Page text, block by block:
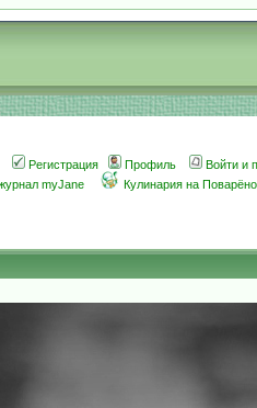
Регистрация Профиль Войти и
myJane Кулинария на